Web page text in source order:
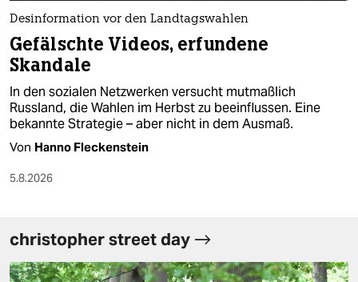
Desinformation vor den Landtagswahlen
Gefälschte Videos, erfundene
Skandale
In den sozialen Netzwerken versucht mutmaßlich
Russland, die Wahlen im Herbst zu beeinflussen. Eine
bekannte Strategie – aber nicht in dem Ausmaß.
Von Hanno Fleckenstein
5.8.2026
christopher street day